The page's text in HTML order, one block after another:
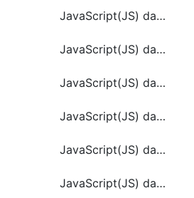
JavaScript(JS) date.getDate()
JavaScript(JS) date.getHours()
JavaScript(JS) date.getUTCDay()
JavaScript(JS) date.getUTCMilliseconds()
JavaScript(JS) date.getUTCMonth()
JavaScript(JS) date.getYear()